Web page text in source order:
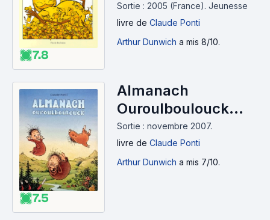
7.8
Sortie : 2005 (France). Jeunesse
livre de Claude Ponti
Arthur Dunwich a mis 8/10.
7.5
Almanach
Ouroulboulouck
(2007)
Sortie : novembre 2007.
livre de Claude Ponti
Arthur Dunwich a mis 7/10.